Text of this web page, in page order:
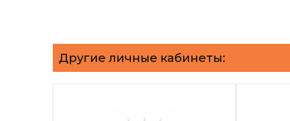
Другие личные кабинеты: